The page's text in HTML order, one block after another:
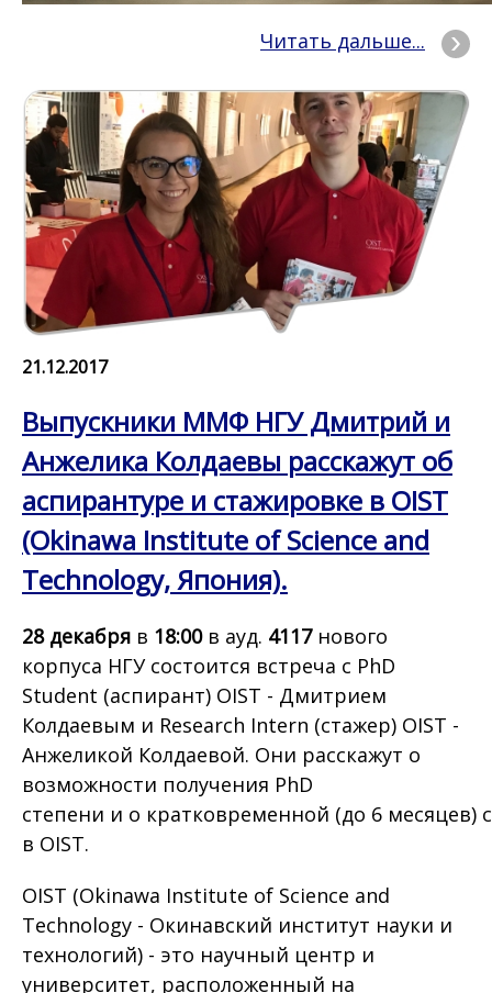
Читать дальше...
21.12.2017
Выпускники ММФ НГУ Дмитрий и
Анжелика Колдаевы расскажут об
аспирантуре и стажировке в OIST
(Okinawa Institute of Science and
Technology, Япония).
28 декабря в 18:00в ауд. 4117нового
корпуса НГУ состоится встреча с PhD
Student (аспирант) OIST - Дмитрием
Колдаевым и Research Intern (стажер) OIST -
Анжеликой Колдаевой. Они расскажут о
возможности получения PhD
степени и о кратковременной (до 6 месяцев)
в OIST.
OIST (Okinawa Institute of Science and
Technology - Окинавский институт науки и
технологий) - это научный центр и
университет, расположенный на